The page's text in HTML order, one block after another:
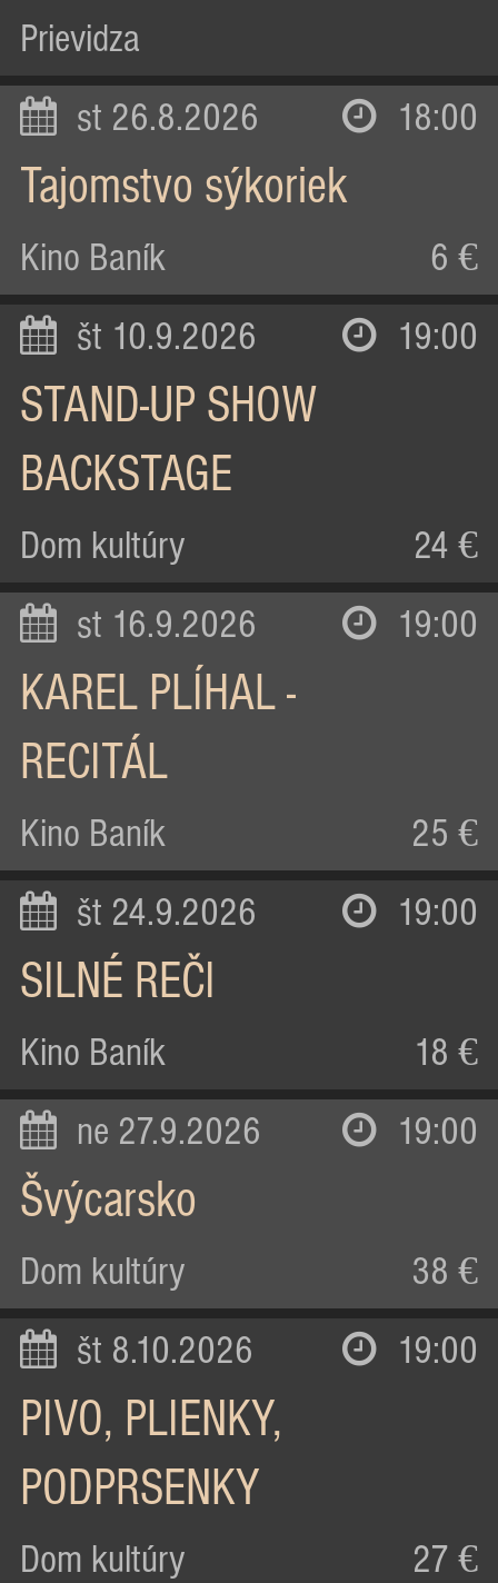
Prievidza
st 26.8.2026 18:00
Tajomstvo sýkoriek
Kino Baník 6 €
št 10.9.2026 19:00
STAND-UP SHOW
BACKSTAGE
Dom kultúry 24 €
st 16.9.2026 19:00
KAREL PLÍHAL -
RECITÁL
Kino Baník 25 €
št 24.9.2026 19:00
SILNÉ REČI
Kino Baník 18 €
ne 27.9.2026 19:00
Švýcarsko
Dom kultúry 38 €
št 8.10.2026 19:00
PIVO, PLIENKY,
PODPRSENKY
Dom kultúry 27 €